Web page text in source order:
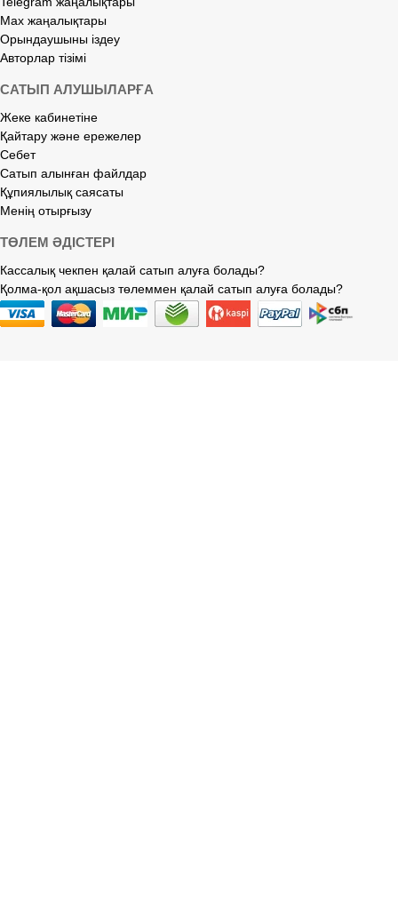
Max жаңалықтары
Орындаушыны іздеу
Авторлар тізімі
САТЫП АЛУШЫЛАРҒА
Жеке кабинетіне
Қайтару және ережелер
Себет
Сатып алынған файлдар
Құпиялылық саясаты
Менің отырғызу
ТӨЛЕМ ӘДІСТЕРІ
Кассалық чекпен қалай сатып алуға болады?
Қолма-қол ақшасыз төлеммен қалай сатып алуға болады?